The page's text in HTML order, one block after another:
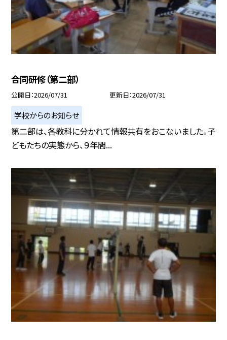
合同研修（第二部）
公開日 2026/07/31 更新日 2026/07/31
学校からのお知らせ
第二部は、各教科に分かれて情報共有をおこないました。子
どもたちの実態から、９年間...